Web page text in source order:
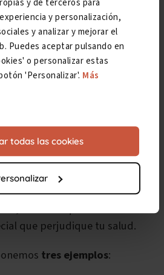
y de terceros para
y personalización,
y analizar y mejorar el
Puedes aceptar pulsando en
o personalizar estas
'Personalizar'. Más
todas las cookies
de
permanente
patologías
no es el nombre de la
de ellas, sino si puedes
que perjudique tu salud.
tres ejemplos: